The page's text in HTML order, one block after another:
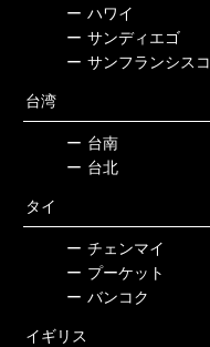
ー ハワイ
ー サンディエゴ
ー サンフランシスコ
台湾
ー 台南
ー 台北
タイ
ー チェンマイ
ー プーケット
ー バンコク
イギリス